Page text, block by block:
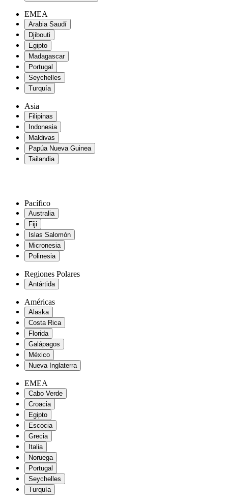
EMEA
Arabia Saudí
Djibouti
Egipto
Madagascar
Portugal
Seychelles
Turquía
Asia
Filipinas
Indonesia
Maldivas
Papúa Nueva Guinea
Tailandia
Pacífico
Australia
Fiji
Islas Salomón
Micronesia
Polinesia
Regiones Polares
Antártida
Américas
Alaska
Costa Rica
Florida
Galápagos
México
Nueva Inglaterra
EMEA
Cabo Verde
Croacia
Egipto
Escocia
Grecia
Italia
Noruega
Portugal
Seychelles
Turquía